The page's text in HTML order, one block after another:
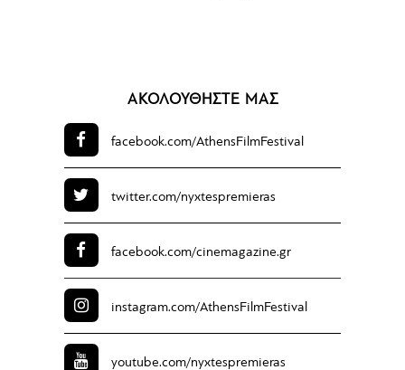
ΑΚΟΛΟΥΘΗΣΤΕ ΜΑΣ
facebook.com/AthensFilmFestival
twitter.com/nyxtespremieras
facebook.com/cinemagazine.gr
instagram.com/AthensFilmFestival
youtube.com/nyxtespremieras